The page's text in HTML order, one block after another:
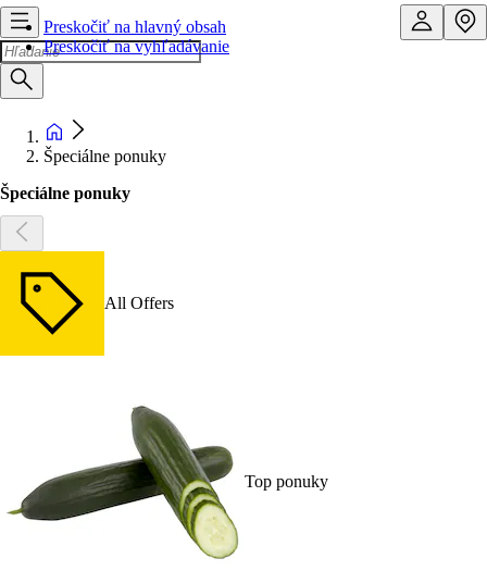
Preskočiť na hlavný obsah
Preskočiť na vyhľadávanie
Špeciálne ponuky
Špeciálne ponuky
All Offers
Top ponuky